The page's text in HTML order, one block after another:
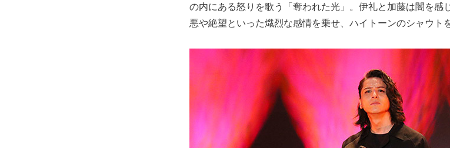
の内にある怒りを歌う「奪われた光」。伊礼と加藤は闇を感
悪や絶望といった熾烈な感情を乗せ、ハイトーンのシャウト